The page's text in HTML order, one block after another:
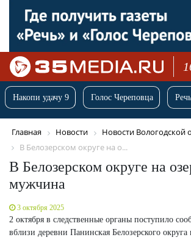
Накопи удачу 9 Голос Череповца Речь
Главная Новости
Новости Вологодской
В Белозерском округе на о...
В Белозерском округе на
мужчина
3 октября 2025
2 октября в следственные органы поступило
вблизи деревни Панинская Белозерского округа